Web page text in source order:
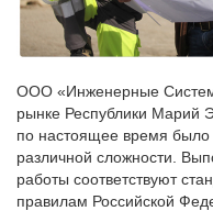
ООО «Инженерные
рынке Республики Марий
по настоящее время было
различной сложности.
работы соответствуют
правилам Российской